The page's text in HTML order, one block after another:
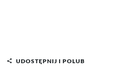
UDOSTĘPNIJ I POLUB